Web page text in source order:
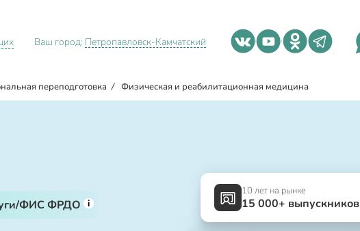
Ваш город: Петропавловск-Камчатский
переподготовка / Физическая и реабилитационная медицина
ФИС ФРДО i
10 лет на рынке
15 000+ выпускников